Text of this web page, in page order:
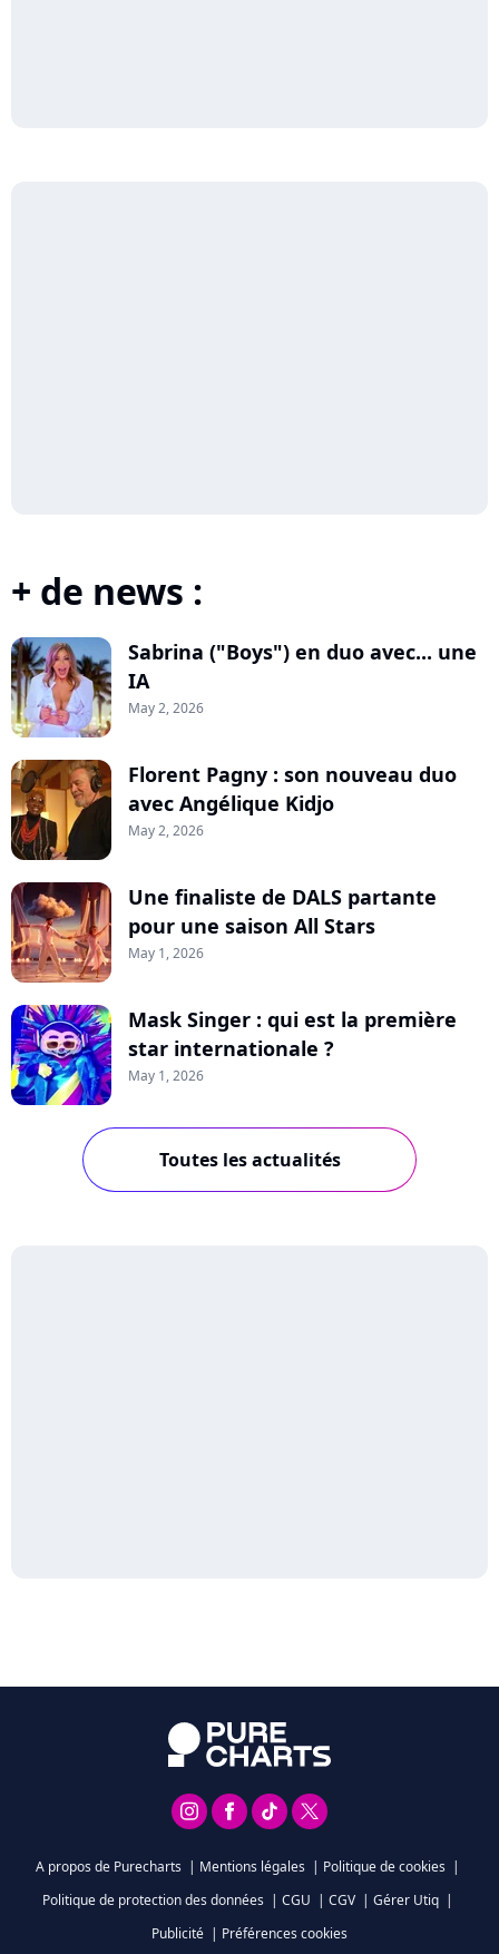
+ de news :
Sabrina ("Boys") en duo avec... une
IA
May 2, 2026
Florent Pagny : son nouveau duo
avec Angélique Kidjo
May 2, 2026
Une finaliste de DALS partante
pour une saison All Stars
May 1, 2026
Mask Singer : qui est la première
star internationale ?
May 1, 2026
Toutes les actualités
A propos de Purecharts | Mentions légales | Politique de cookies |
Politique de protection des données | CGU | CGV | Gérer Utiq |
Publicité | Préférences cookies